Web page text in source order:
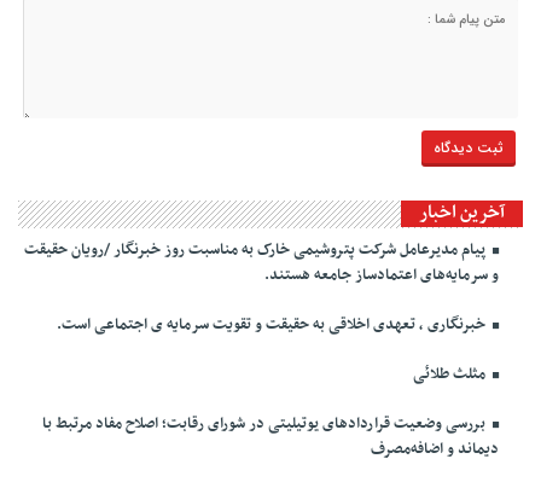
آخرین اخبار
پیام مدیرعامل شرکت پتروشیمی خارک به مناسبت روز خبرنگار /رویان حقیقت
و سرمایه‌های اعتمادساز جامعه هستند.
خبرنگاری ، تعهدی اخلاقی به حقیقت و تقویت سرمایه ی اجتماعی است.
مثلث طلائی
بررسی وضعیت قراردادهای یوتیلیتی در شورای رقابت؛ اصلاح مفاد مرتبط با
دیماند و اضافه‌مصرف